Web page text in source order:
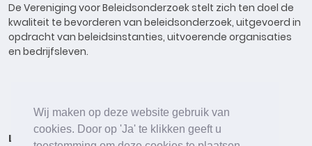
Wij maken op deze website gebruik van
cookies. Door op 'Ja' te klikken geeft u
De Vereniging voor Beleidsonderzoek stelt zich ten doel de
kwaliteit te bevorderen van beleidsonderzoek, uitgevoerd in
opdracht van beleidsinstanties, uitvoerende organisaties
en bedrijfsleven.
Lid worden Onderzoeken Agenda Vacatures